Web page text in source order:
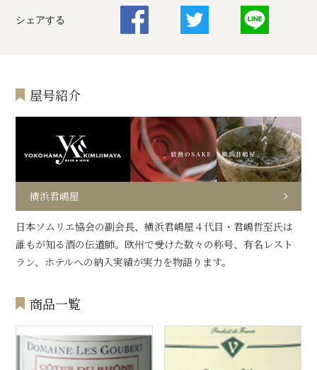
シェアする
屋号紹介
横浜君嶋屋
日本ソムリエ協会の副会長、横浜君嶋屋４代目・君嶋哲至氏は
誰もが知る酒の伝道師。欧州で受けた数々の称号、有名レスト
ラン、ホテルへの納入実績が実力を物語ります。
商品一覧